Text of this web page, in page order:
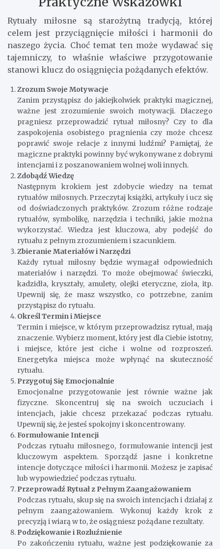
Rytuały miłosne są starożytną tradycją, której
celem jest przyciągnięcie miłości i harmonii do
naszego życia. Choć temat ten może wydawać się
tajemniczy, to właśnie właściwe przygotowanie
stanowi klucz do osiągnięcia pożądanych efektów.
Zrozum Swoje Motywacje
Zanim przystąpisz do jakiejkolwiek praktyki magicznej,
ważne jest zrozumienie swoich motywacji. Dlaczego
pragniesz przeprowadzić rytuał miłosny? Czy to dla
zaspokojenia osobistego pragnienia czy może chcesz
poprawić swoje relacje z innymi ludźmi? Pamiętaj, że
magiczne praktyki powinny być wykonywane z dobrymi
intencjami i z poszanowaniem wolnej woli innych.
Zdobądź Wiedzę
Następnym krokiem jest zdobycie wiedzy na temat
rytuałów miłosnych. Przeczytaj książki, artykuły i ucz się
od doświadczonych praktyków. Zrozum różne rodzaje
rytuałów, symbolikę, narzędzia i techniki, jakie można
wykorzystać. Wiedza jest kluczowa, aby podejść do
rytuału z pełnym zrozumieniem i szacunkiem.
Zbieranie Materiałów i Narzędzi
Każdy rytuał miłosny będzie wymagał odpowiednich
materiałów i narzędzi. To może obejmować świeczki,
kadzidła, kryształy, amulety, olejki eteryczne, zioła, itp.
Upewnij się, że masz wszystko, co potrzebne, zanim
przystąpisz do rytuału.
Określ Termin i Miejsce
Termin i miejsce, w którym przeprowadzisz rytuał, mają
znaczenie. Wybierz moment, który jest dla Ciebie istotny,
i miejsce, które jest ciche i wolne od rozproszeń.
Energetyka miejsca może wpłynąć na skuteczność
rytuału.
Przygotuj Się Emocjonalnie
Emocjonalne przygotowanie jest równie ważne jak
fizyczne. Skoncentruj się na swoich uczuciach i
intencjach, jakie chcesz przekazać podczas rytuału.
Upewnij się, że jesteś spokojny i skoncentrowany.
Formułowanie Intencji
Podczas rytuału miłosnego, formułowanie intencji jest
kluczowym aspektem. Sporządź jasne i konkretne
intencje dotyczące miłości i harmonii. Możesz je zapisać
lub wypowiedzieć podczas rytuału.
Przeprowadź Rytuał z Pełnym Zaangażowaniem
Podczas rytuału, skup się na swoich intencjach i działaj z
pełnym zaangażowaniem. Wykonuj każdy krok z
precyzją i wiarą w to, że osiągniesz pożądane rezultaty.
Podziękowanie i Rozluźnienie
Po zakończeniu rytuału, ważne jest podziękowanie za